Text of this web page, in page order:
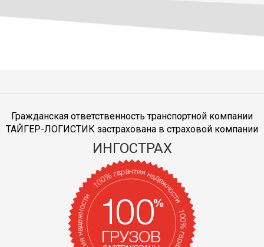
Гражданская ответственность транспортной компании
ТАЙГЕР-ЛОГИСТИК застрахована в страховой компании
ИНГОСТРАХ